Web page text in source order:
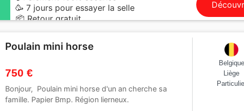
🥳 7 jours pour essayer la selle
📦 Retour gratuit
Poulain mini horse
750 €
Bonjour, Poulain mini horse d'un an cherche sa
famille. Papier Bmp. Région lierneux.
Belgique
Liège